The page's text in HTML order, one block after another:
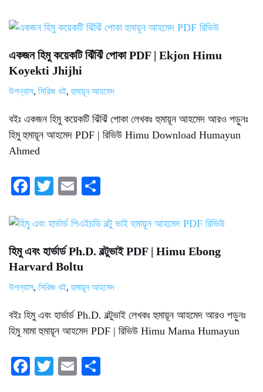
bo
ok
tte ail re
একজন হিমু কয়েকটি ঝিঁঝিঁ পোকা PDF | Ekjon Himu
Koyekti Jhijhi
উপন্যাস, সিরিজ বই,হুমায়ূন আহমেদ
বইঃ একজন হিমু কয়েকটি ঝিঁঝিঁ পোকা লেখকঃ হুমায়ূন আহমেদ আরও পড়ুনঃ
হিমু হুমায়ূন আহমেদ PDF | রিভিউ Himu Download Humayun
Ahmed
Fa
bo
T
tte
r
E
ail re
হিমু এবং হার্ভার্ড Ph.D. বল্টুভাই PDF | Himu Ebong
Harvard Boltu
উপন্যাস, সিরিজ বই,হুমায়ূন আহমেদ
বইঃ হিমু এবং হার্ভার্ড Ph.D. বল্টুভাই লেখকঃ হুমায়ূন আহমেদ আরও পড়ুনঃ
হিমু মামা হুমায়ূন আহমেদ PDF | রিভিউ Himu Mama Humayun
Fa T
E